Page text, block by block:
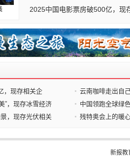
2025中国电影票房破500亿，现
，现存相关企
云南咖啡走出自
”，现存冰雪经济
中国领跑全球绿
，现存光伏相关
残特奥会上的暖
新报教